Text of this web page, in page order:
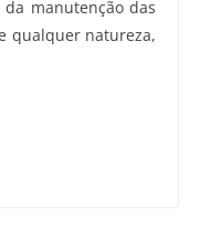
manutenção das
qualquer natureza,